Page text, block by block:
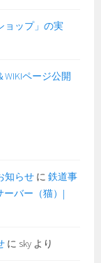
ョップ」の実
ページ公開
知らせ に鉄道事
ーバー（猫）|
に sky より